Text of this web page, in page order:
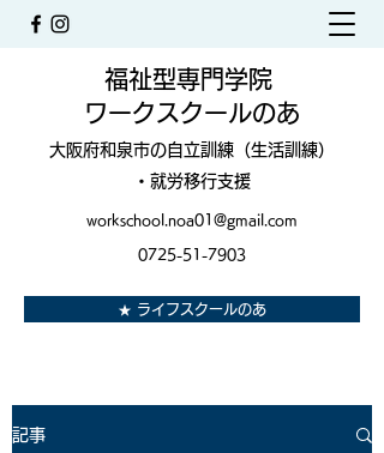
福祉型専門学院
ワークスクールのあ
大阪府和泉市の自立訓練（生活訓練）
・就労移行支援
workschool.noa01@gmail.com
0725-51-7903
★ ライフスクールのあ
記事